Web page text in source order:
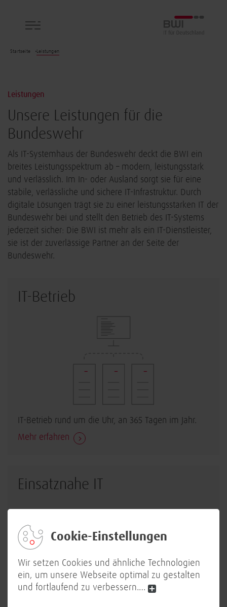
Cookie-Einstellungen
Wir setzen Cookies und ähnliche Technologien
ein, um unsere Webseite optimal zu gestalten
und fortlaufend zu verbessern.…
BWI GmbH
Startseite Leistungen
Leistungen
Unsere Leistungen für die
Bundeswehr
Als IT-Systemhaus der Bundeswehr deckt die BWI ein
breites Leistungsspektrum ab – modern, leistungsstark
und verlässlich. Im In- oder Ausland sorgt sie für eine
stabile, verlässliche und sichere IT-Infrastruktur. Durch
digitale Lösungen trägt sie zu einer leistungsstarken IT der
Bundeswehr bei und stellt den Betrieb des IT-Systems
jederzeit sicher: Die BWI ist mehr als ein IT-Dienstleister,
sie ist der zuverlässige Partner an der Seite der
Bundeswehr.
IT-Betrieb
IT-Betrieb rund um die Uhr, an 365 Tagen im Jahr.
Mehr erfahren
Einsatznahe IT